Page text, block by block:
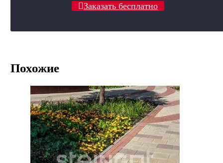
Заказать бесплатно
Похожие